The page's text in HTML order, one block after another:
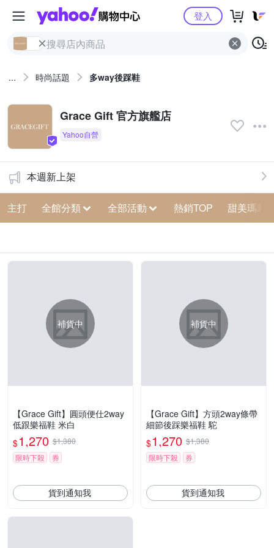
Yahoo購物中心
登入
... 時尚話題 多way後踩鞋
Grace Gift 官方旗艦店
本週新上架
主打 全館分類 全部活動 熱銷TOP 甜美瑪莉
補貨中
【Grace Gift】圓頭便仕2way
低跟樂福鞋 米白
$1,270 $1,380
限時下殺
券
貨到通知我
補貨中
【Grace Gift】方頭2way條帶
細節後踩樂福鞋 駝
$1,270 $1,380
限時下殺
券
貨到通知我